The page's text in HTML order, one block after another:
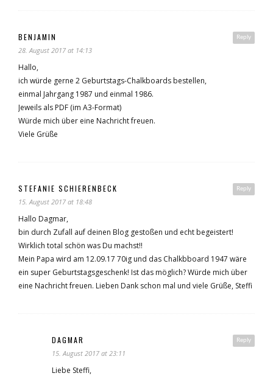
Reply
BENJAMIN
28. August 2017 at 14:13
Hallo,
ich würde gerne 2 Geburtstags-Chalkboards bestellen,
einmal Jahrgang 1987 und einmal 1986.
Jeweils als PDF (im A3-Format)
Würde mich über eine Nachricht freuen.
Viele Grüße
Reply
STEFANIE SCHIERENBECK
15. August 2017 at 18:48
Hallo Dagmar,
bin durch Zufall auf deinen Blog gestoßen und echt begeistert!
Wirklich total schön was Du machst!!
Mein Papa wird am 12.09.17 70ig und das Chalkbboard 1947 wäre
ein super Geburtstagsgeschenk! Ist das möglich? Würde mich über
eine Nachricht freuen. Lieben Dank schon mal und viele Grüße, Steffi
Reply
DAGMAR
15. August 2017 at 23:11
Liebe Steffi,